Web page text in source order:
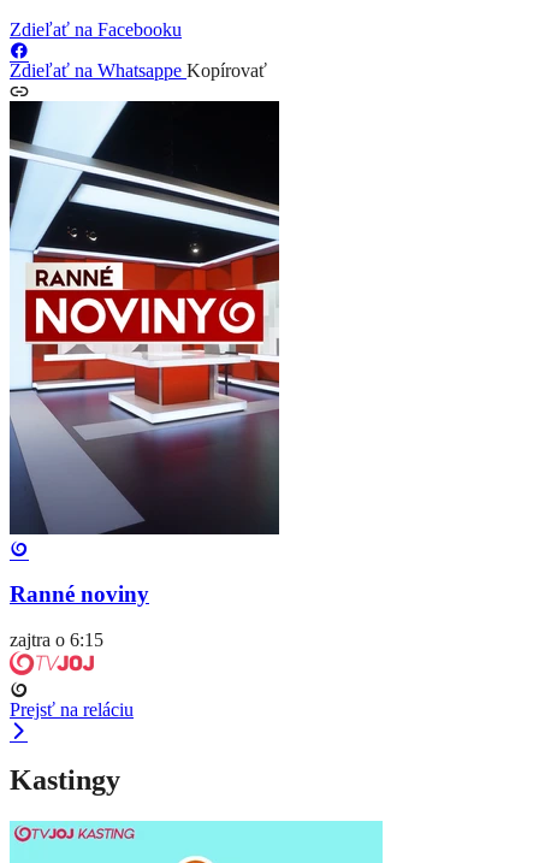
Zdieľať na Facebooku
Zdieľať na Whatsappe Kopírovať
Ranné noviny
zajtra o 6:15
Prejsť na reláciu
Kastingy